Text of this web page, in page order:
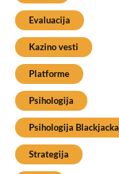
Evaluacija
Kazino vesti
Platforme
Psihologija
Psihologija Blackjacka
Strategija